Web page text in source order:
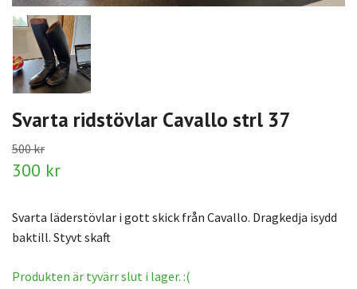
Svarta ridstövlar Cavallo strl 37
500 kr
300 kr
Svarta läderstövlar i gott skick från Cavallo. Dragkedja isydd
baktill. Styvt skaft
Produkten är tyvärr slut i lager. :(